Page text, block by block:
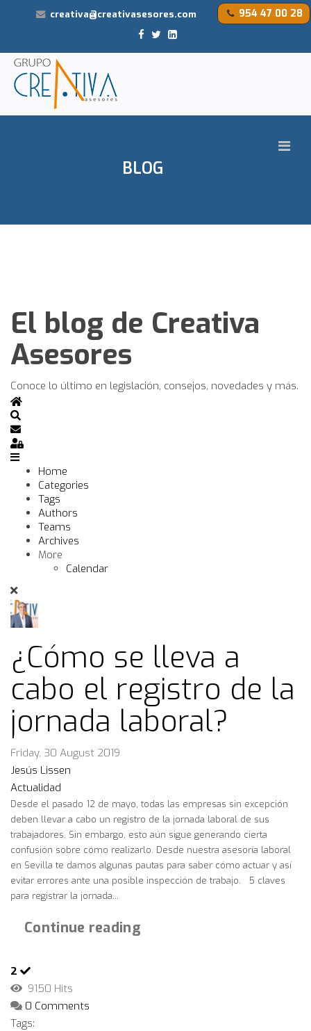
954 47 00 28
creativa@creativasesores.com
BLOG
El blog de Creativa
Asesores
Conoce lo último en legislación, consejos, novedades y más.
Home
Search
Subscribe to blog
Sign In
Home
Categories
Tags
Authors
Teams
Archives
More
Calendar
¿Cómo se lleva a
cabo el registro de la
jornada laboral?
Friday, 30 August 2019
Jesús Lissen
Actualidad
Desde el pasado 12 de mayo, todas las empresas sin excepción
deben llevar a cabo un registro de la jornada laboral de sus
trabajadores. Sin embargo, esto aún sigue generando cierta
confusión sobre cómo realizarlo. Desde nuestra asesoría laboral
en Sevilla te damos algunas pautas para saber cómo actuar y así
evitar errores ante una posible inspección de trabajo. 5 claves
para registrar la jornada...
Continue reading
2
9150 Hits
0 Comments
Tags: